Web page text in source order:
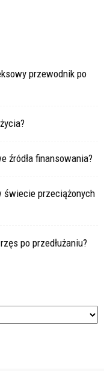
przewodnik po
źródła finansowania?
świecie przeciążonych
po przedłużaniu?